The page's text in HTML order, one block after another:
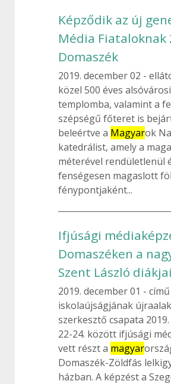
Képződik az új
Média Fiataloknak
Domaszék
2019. december 02
közel 500 éves
templomba, valamint a
szépségű főteret is
beleértve a Magyarok
katedrálist, amely a
méterével rendületlenül
fenségesen magaslott
fénypontjaként...
Ifjúsági
Domaszéken a
Szent László
2019. december 01
című
iskolaújságjának
szerkesztő csapata
22-24. között ifjúsági
vett részt a magyar
Domaszék-Zöldfás
házban. A képzést a